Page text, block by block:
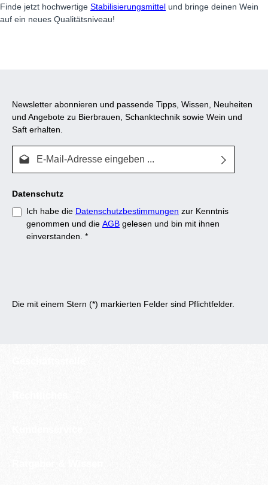
Finde jetzt hochwertige Stabilisierungsmittel und bringe deinen Wein
auf ein neues Qualitätsniveau!
Newsletter abonnieren und passende Tipps, Wissen, Neuheiten
und Angebote zu Bierbrauen, Schanktechnik sowie Wein und
Saft erhalten.
Datenschutz
Ich habe die Datenschutzbestimmungen zur Kenntnis
genommen und die AGB gelesen und bin mit ihnen
einverstanden. *
Die mit einem Stern (*) markierten Felder sind Pflichtfelder.